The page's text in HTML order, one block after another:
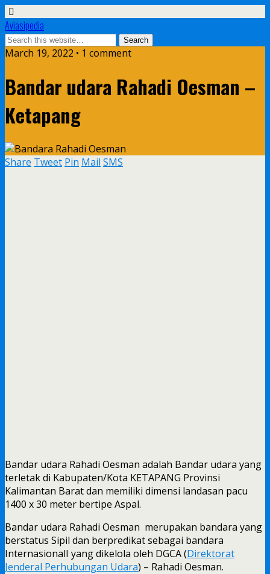
Aviasipedia
March 19, 2022 • 1 comment
Bandar udara Rahadi Oesman –
Ketapang
Share Tweet Pin Mail SMS
Bandar udara Rahadi Oesman adalah Bandar udara yang
terletak di Kabupaten/Kota KETAPANG Provinsi
Kalimantan Barat dan memiliki dimensi landasan pacu
1400 x 30 meter bertipe Aspal.
Bandar udara Rahadi Oesman merupakan bandara yang
berstatus Sipil dan berpredikat sebagai bandara
InternasionalI yang dikelola oleh DGCA (Direktorat
Jenderal Perhubungan Udara) – Rahadi Oesman.